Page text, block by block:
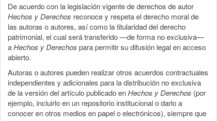
De acuerdo con la legislación vigente de derechos de autor
Hechos y Derechos reconoce y respeta el derecho moral de
las autoras o autores, así como la titularidad del derecho
patrimonial, el cual será transferido —de forma no exclusiva—
aHechos y Derechos para permitir su difusión legal en acceso
abierto.
Autoras o autores pueden realizar otros acuerdos contractuales
independientes y adicionales para la distribución no exclusiva
de la versión del artículo publicado enHechos y Derechos (por
ejemplo, incluirlo en un repositorio institucional o darlo a
conocer en otros medios en papel o electrónicos), siempre que